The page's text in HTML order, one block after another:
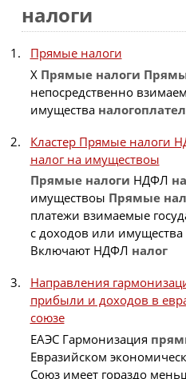
налоги
Прямые налоги
X Прямые налоги
непосредственно
имущества
Кластер Прямые налоги
налог на имуществоы
Прямые налоги НДФЛ
имуществоы Прямые
платежи взимаемые
с доходов или имущества
Включают НДФЛ налог
Направления
прибыли и доходов в
союзе
ЕАЭС Гармонизация
Евразийском
Союз имеет гораздо